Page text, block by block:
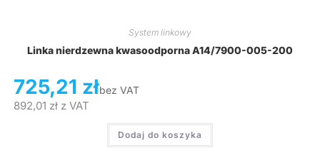
System linkowy
Linka nierdzewna kwasoodporna A14/7900-005-200
725,21 złbez VAT
892,01 złz VAT
Dodaj do koszyka